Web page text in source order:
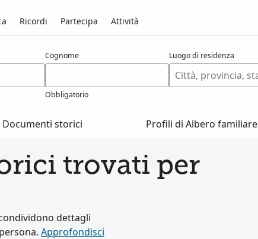
Ricordi Partecipa Attività
Cognome
Obbligatorio
Luogo di residenza
Documenti storici Profili di Albero familiare
trovati per
dettagli
Approfondisci